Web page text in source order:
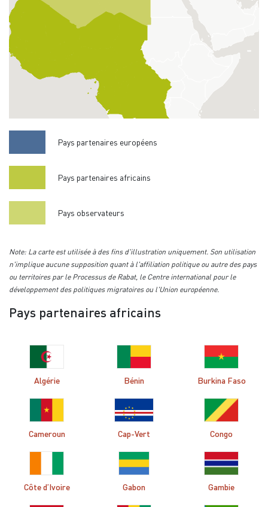
Pays partenaires européens
Pays partenaires africains
Pays observateurs
Note: La carte est utilisée à des fins d'illustration uniquement. Son utilisation
n'implique aucune supposition quant à l'affiliation politique ou autre des pays
ou territoires par le Processus de Rabat, le Centre international pour le
développement des politiques migratoires ou l'Union européenne.
Pays partenaires africains
Algérie Bénin Burkina Faso
Cameroun Cap-Vert Congo
Côte d’Ivoire Gabon Gambie